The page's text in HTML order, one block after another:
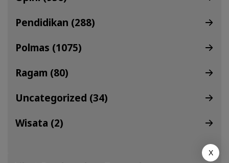
Pendidikan (288)
Polmas (1075)
Ragam (80)
Uncategorized (34)
Wisata (2)
X